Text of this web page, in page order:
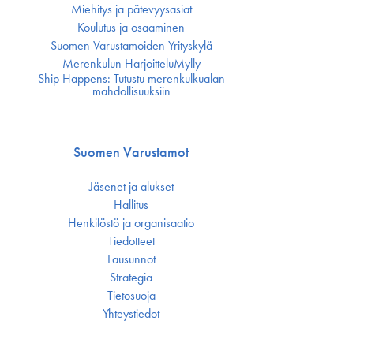
Miehitys ja pätevyys­asiat
Koulutus ja osaaminen
Suomen Varustamoiden Yrityskylä
Merenkulun HarjoitteluMylly
Ship Happens: Tutustu merenkulkualan
mahdollisuuksiin
Suomen Varustamot
Jäsenet ja alukset
Hallitus
Henkilöstö ja organisaatio
Tiedotteet
Lausunnot
Strategia
Tietosuoja
Yhteystiedot